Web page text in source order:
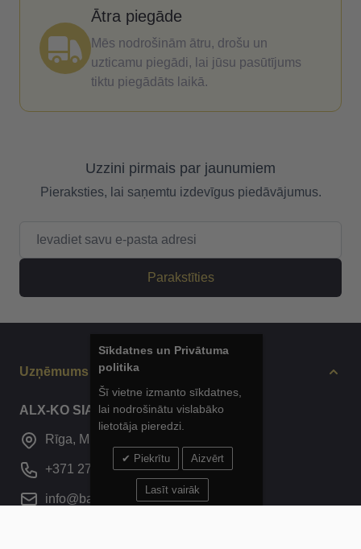
Ātra piegāde
Mēs nodrošinām ātru, drošu un
uzticamu piegādi, lai jūsu pasūtījums
tiktu piegādāts laikā.
Uzzini pirmais par jaunumiem
Pieraksties, lai saņemtu izdevīgus piedāvājumus.
Parakstīties
Uzņēmums
ALX-KO SIA
Rīga, Mūkusalas iela 42E, A ieeja
+371 277 297 71
info@balticsport.lv
Sīkdatnes un Privātuma
politika
Šī vietne izmanto sīkdatnes,
lai nodrošinātu vislabāko
lietotāja pieredzi.
Piekrītu Aizvērt
Lasīt vairāk